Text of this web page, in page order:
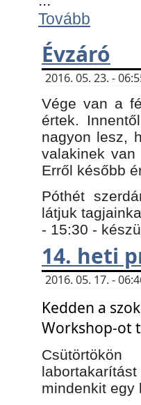
Tovább
Évzáró
2016. 05. 23. -
Vége van a
értek.
nagyon lesz,
valakinek
Erről később
Póthét
látjuk
- 15:30 -
14. heti
2016. 05. 17. -
Kedden a
Workshop-ot
mindenkit